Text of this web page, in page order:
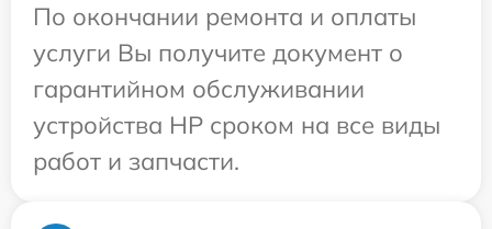
По окончании ремонта и оплаты
услуги Вы получите документ о
гарантийном обслуживании
устройства HP сроком на все виды
работ и запчасти.